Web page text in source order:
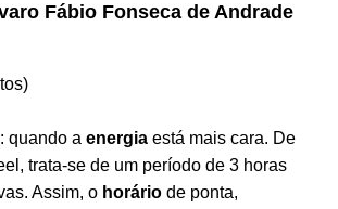
Fábio Fonseca de Andrade
quando aenergia está mais cara. De
trata-se de um período de 3 horas
Assim, o horário de ponta,